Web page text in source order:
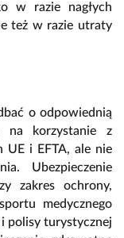
w razie nagłych
też w razie utraty
o odpowiednią
na korzystanie z
UE i EFTA, ale nie
Ubezpieczenie
zakres ochrony,
medycznego
i polisy turystycznej